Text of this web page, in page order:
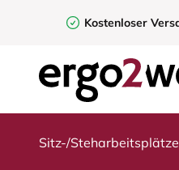
Kostenloser
Sitz-/Steharbeitsplätze